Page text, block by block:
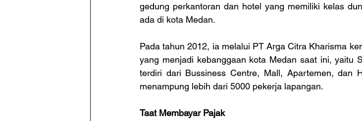
gedung perkantoran dan hotel yang memiliki kelas
ada di kota Medan.
Pada tahun 2012, ia melalui PT Arga Citra Kharisma
yang menjadi kebanggaan kota Medan saat ini, yaitu
terdiri dari Bussiness Centre, Mall, Apartemen, dan
menampung lebih dari 5000 pekerja lapangan.
Taat Membayar Pajak